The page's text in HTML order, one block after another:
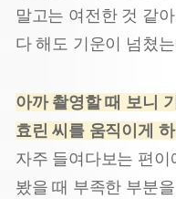
말고는 여전한 것 같
다 해도 기운이 넘쳤
아까 촬영할 때 보니
효린 씨를 움직이게
자주 들여다보는 편
봤을 때 부족한 부분